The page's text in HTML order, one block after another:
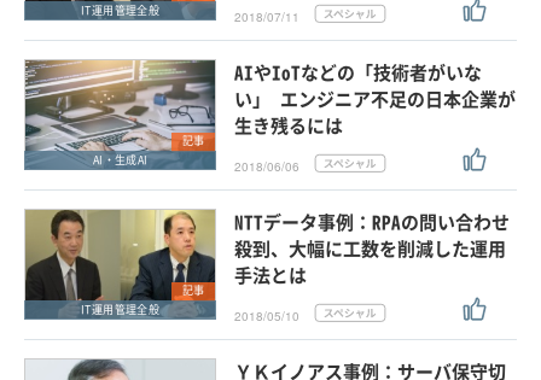
IT運用管理全般
2018/07/11
記事
AI・生成AI
AIやIoTなどの「技術者がいな
い」 エンジニア不足の日本企業が
生き残るには
2018/06/06
記事
IT運用管理全般
NTTデータ事例：RPAの問い合わせ
殺到、大幅に工数を削減した運用
手法とは
2018/05/10
ＹＫイノアス事例：サーバ保守切